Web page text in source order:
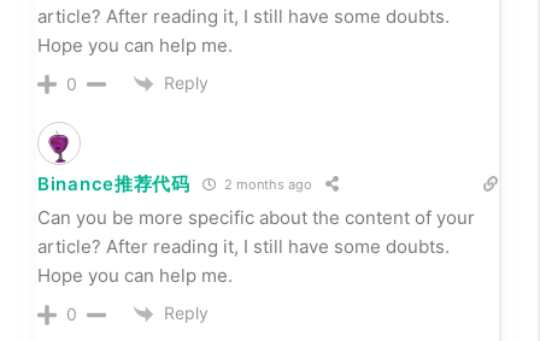
article? After reading it, I still have some doubts.
Hope you can help me.
0 Reply
Binance推荐代码 2 months ago
Can you be more specific about the content of your
article? After reading it, I still have some doubts.
Hope you can help me.
0 Reply